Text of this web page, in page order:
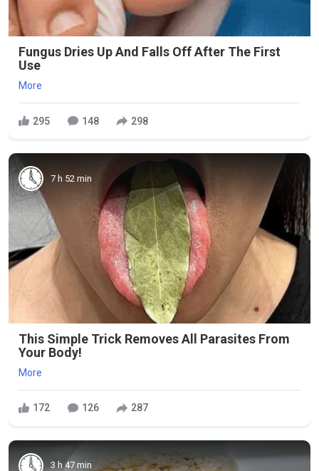
Fungus Dries Up And Falls Off After The First
Use
More
295 148 298
7 h 52 min
This Simple Trick Removes All Parasites From
Your Body!
More
172 126 287
3 h 47 min